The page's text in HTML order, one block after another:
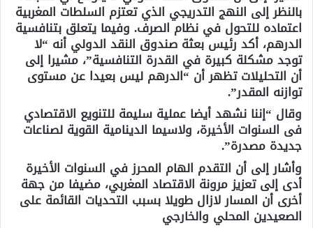
بالنظر إلى النهج التدريجي الذي تعتزم السلطات المغربية
اعتماده للتحول في نظام الصرف. وفيما يتعلق بتنافسية
الدرهم، أكد رئيس بعثة صندوق النقد الدولي أنه “لا
توجد مشكلة كبيرة في القدرة التنافسية”، مشيرا إلى
أن التحليلات تظهر أن “الدرهم ليس بعيدا عن مستوى
توازنه المقدر”.
وقال “إننا نشهد أيضا عملية سليمة للتنويع الاقتصادي
فى السنوات الأخيرة، ولاسيما الدينامية القوية لصناعات
جديدة مصدرة”.
وأشار إلى أن التقدم الهام المحرز في السنوات الأخيرة
أدى إلى تعزيز مرونة الاقتصاد المغربي، مضيفا من جهة
أخرى أن المسار لازال طويلا بسبب التحديات القائمة على
الصعيدين المحلي والخارجي